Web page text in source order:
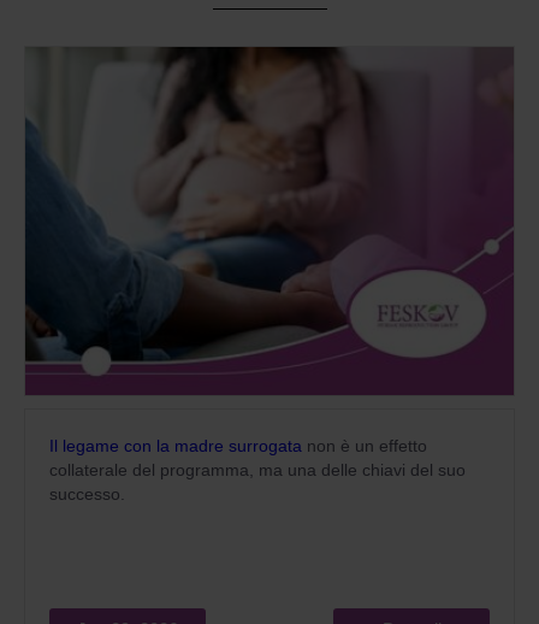
Il legame con la madre surrogata non è un effetto
collaterale del programma, ma una delle chiavi del suo
successo.